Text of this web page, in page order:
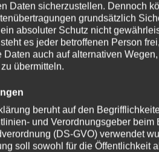
personenbezogener Daten
Daten, die darin
Person beziehen, zu bewerten,
Zuverlässigkeit,
Daten sicherzustellen. Dennoch
grundsätzlich
absoluter Schutz nicht
es jeder betroffenen Person frei,
Daten auch auf alternativen
übermitteln.
beruht auf den
und Verordnungsgeber beim
(DS-GVO) verwendet
soll sowohl für die Öffentlichkeit